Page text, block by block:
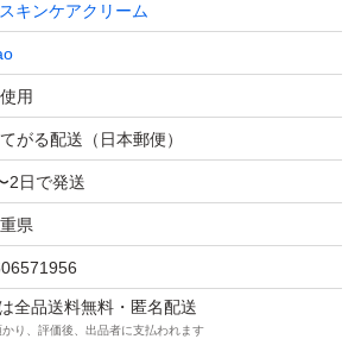
ェイスクリーム 70g（医薬部外品）
スキンケアクリーム
用
がる配送（日本郵便）
2日で発送
県
全品送料無料・匿名配送
り、評価後、出品者に支払われます